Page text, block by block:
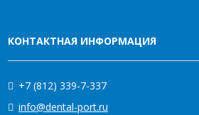
КОНТАКТНАЯ ИНФОРМАЦИЯ
+7 (812) 339-7-337
info@dental-port.ru